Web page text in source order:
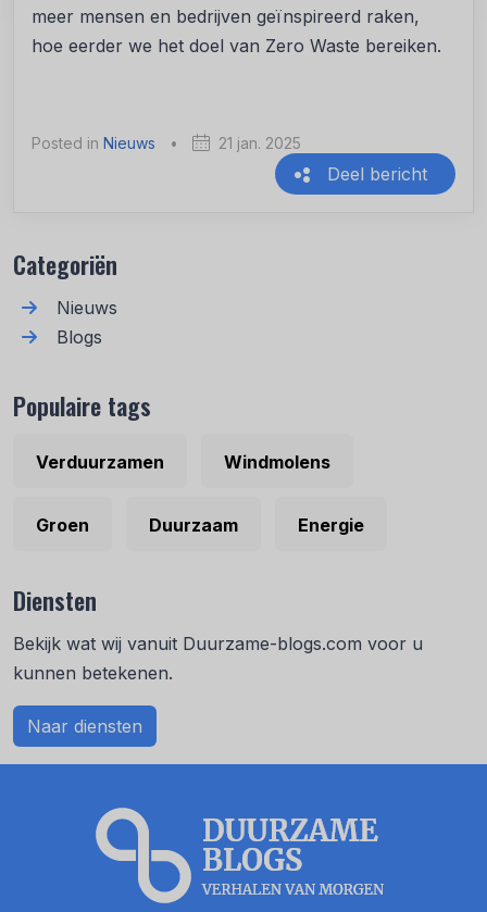
meer mensen en bedrijven geïnspireerd raken,
hoe eerder we het doel van Zero Waste bereiken.
Posted in Nieuws • 21 jan. 2025
Deel bericht
Categoriën
Nieuws
Blogs
Populaire tags
Verduurzamen Windmolens
Groen Duurzaam Energie
Diensten
Bekijk wat wij vanuit Duurzame-blogs.com voor u
kunnen betekenen.
Naar diensten